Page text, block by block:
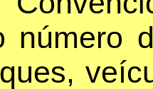
número